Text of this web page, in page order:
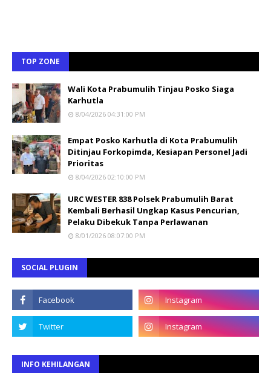
TOP ZONE
Wali Kota Prabumulih Tinjau Posko Siaga
Karhutla
8/04/2026 04:31:00 PM
Empat Posko Karhutla di Kota Prabumulih
Ditinjau Forkopimda, Kesiapan Personel Jadi
Prioritas
8/04/2026 02:10:00 PM
URC WESTER 838 Polsek Prabumulih Barat
Kembali Berhasil Ungkap Kasus Pencurian,
Pelaku Dibekuk Tanpa Perlawanan
8/01/2026 08:07:00 PM
SOCIAL PLUGIN
INFO KEHILANGAN